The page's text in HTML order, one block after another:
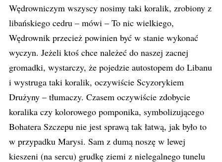
Wędrowniczym wszyscy nosimy taki koralik, zrobiony z
libańskiego cedru – mówi – To nic wielkiego,
Wędrownik przecież powinien być w stanie wykonać
wyczyn. Jeżeli ktoś chce należeć do naszej zacnej
gromadki, wystarczy, że pojedzie autostopem do Libanu
i wystruga taki koralik, oczywiście Scyzorykiem
Drużyny – tłumaczy. Czasem oczywiście zdobycie
koralika czy kolorowego pomponika, symbolizującego
Bohatera Szczepu nie jest sprawą tak łatwą, jak było to
w przypadku Marysi. Sam z dumą noszę w lewej
kieszeni (na sercu) grudkę ziemi z nielegalnego tunelu